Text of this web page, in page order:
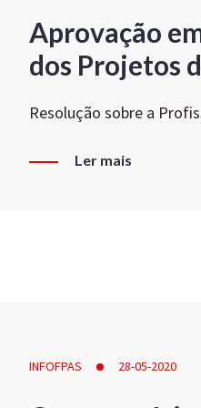
Aprovação
dos Projetos
Resolução sobre a
Ler mais
INFOFPAS 28-05-2020